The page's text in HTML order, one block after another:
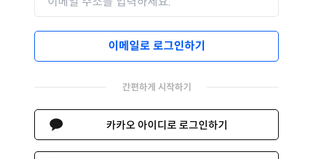
이메일로 로그인하기
간편하게 시작하기
카카오 아이디로 로그인하기